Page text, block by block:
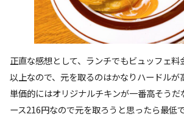
正直な感想として、ランチでもビュッフェ
以上なので、元を取るのはかなりハードルが
単価的にはオリジナルチキンが一番高そう
ース216円なので元を取ろうと思ったら最低